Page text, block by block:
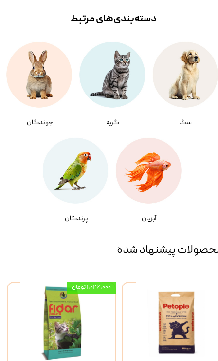
سگ گربه جوندگان
آبزیان پرندگان
دسته‌بندی‌‌های مرتبط
پیشنهاد شده
۱,۰۲۶,۰۰۰ تومان